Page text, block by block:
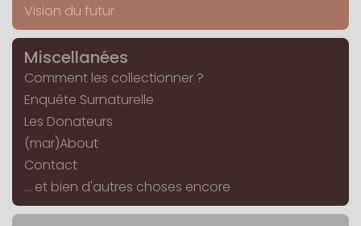
Vision du futur
Miscellanées
Comment les collectionner ?
Enquête Surnaturelle
Les Donateurs
(mar)About
Contact
... et bien d'autres choses encore